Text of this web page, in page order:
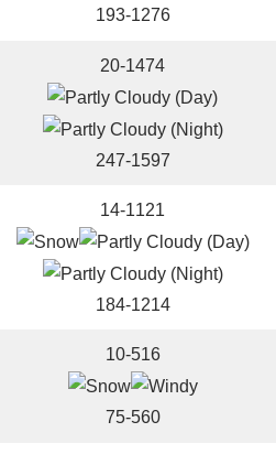
193-1276
20-1474
247-1597
14-1121
184-1214
10-516
75-560